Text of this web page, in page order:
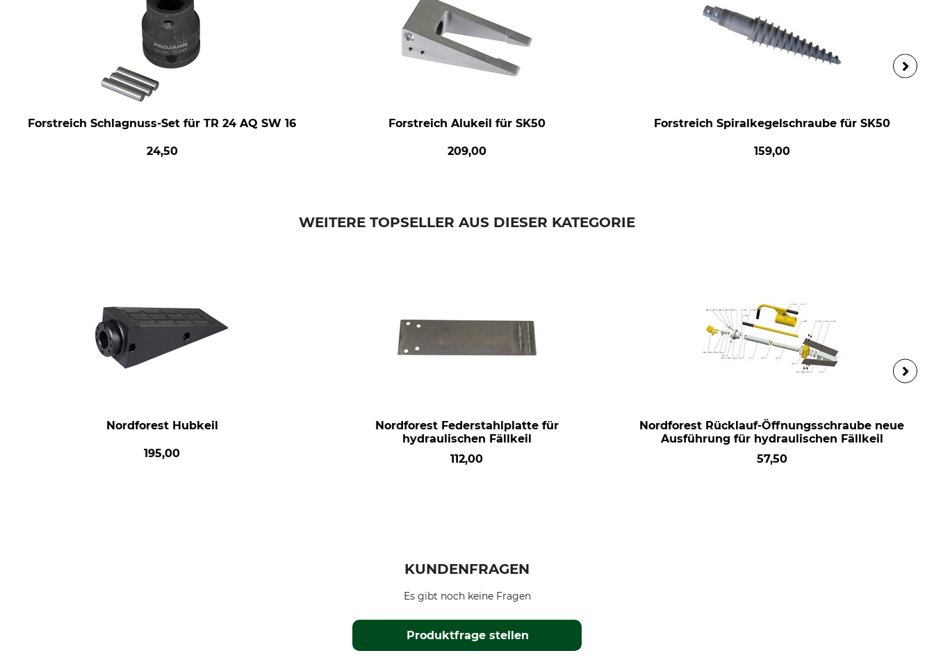
Forstreich Schlagnuss-Set für TR 24 AQ SW 16
24,50
Forstreich Alukeil für SK50
209,00
Forstreich Spiralkegelschraube für SK50
159,00
WEITERE TOPSELLER AUS DIESER KATEGORIE
Nordforest Hubkeil
195,00
Nordforest Federstahlplatte für
hydraulischen Fällkeil
112,00
Nordforest Rücklauf-Öffnungsschraube neue
Ausführung für hydraulischen Fällkeil
57,50
KUNDENFRAGEN
Produktfrage stellen
Es gibt noch keine Fragen